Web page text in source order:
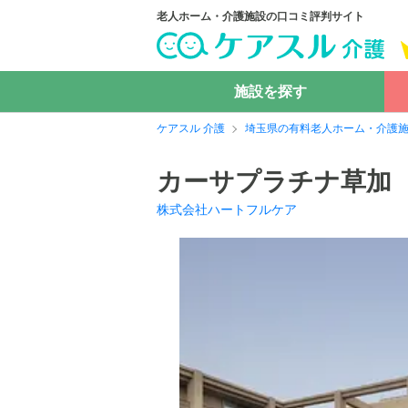
老人ホーム・介護施設の口コミ評判サイト
施設を探す
ケアスル 介護 埼玉県の有料老人ホーム・介護
カーサプラチナ草加
株式会社ハートフルケア